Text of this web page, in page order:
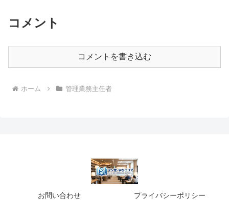
コメント
コメントを書き込む
ホーム 管理業務主任者
お問い合わせ
プライバシーポリシー